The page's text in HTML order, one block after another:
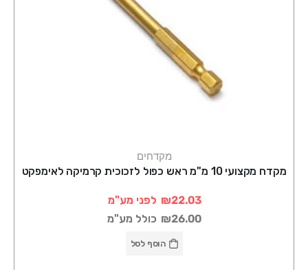
מקדחים
מקדח מקצועי 10 מ"מ ראש כפול לזכוכית קרמיקה לאימפקט
₪22.03 לפני מע"מ
₪26.00 כולל מע"מ
הוסף לסל